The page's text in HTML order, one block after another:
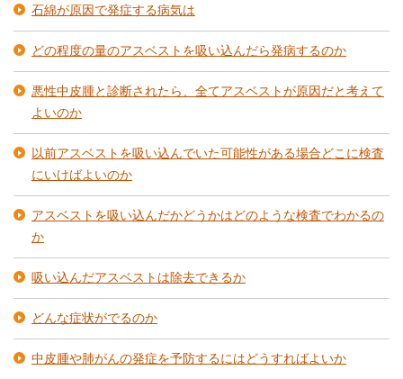
石綿が原因で発症する病気は
どの程度の量のアスベストを吸い込んだら発病するのか
悪性中皮腫と診断されたら、全てアスベストが原因だと考えて
よいのか
以前アスベストを吸い込んでいた可能性がある場合どこに検査
にいけばよいのか
アスベストを吸い込んだかどうかはどのような検査でわかるの
か
吸い込んだアスベストは除去できるか
どんな症状がでるのか
中皮腫や肺がんの発症を予防するにはどうすればよいか